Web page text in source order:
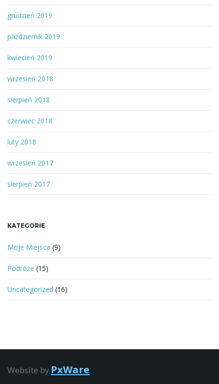
grudzień 2019
październik 2019
kwiecień 2019
wrzesień 2018
sierpień 2018
czerwiec 2018
luty 2018
wrzesień 2017
sierpień 2017
KATEGORIE
Moje Miejsca (9)
Podróże (15)
Uncategorized (16)
Website by PxWare